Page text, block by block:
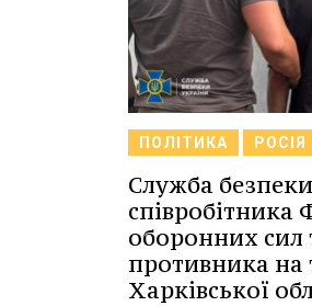
ПОЛІТИКА РОСІЯ
Служба
співробітника
оборонних сил
противника на
Харківської